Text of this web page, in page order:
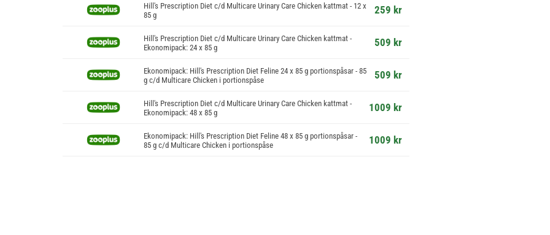
Hill's Prescription Diet c/d Multicare Urinary Care Chicken kattmat - 12 x
85 g
259 kr
Hill's Prescription Diet c/d Multicare Urinary Care Chicken kattmat -
Ekonomipack: 24 x 85 g
509 kr
Ekonomipack: Hill's Prescription Diet Feline 24 x 85 g portionspåsar - 85
g c/d Multicare Chicken i portionspåse
509 kr
Hill's Prescription Diet c/d Multicare Urinary Care Chicken kattmat -
Ekonomipack: 48 x 85 g
1009 kr
Ekonomipack: Hill's Prescription Diet Feline 48 x 85 g portionspåsar -
85 g c/d Multicare Chicken i portionspåse
1009 kr